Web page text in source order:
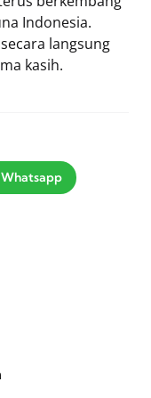
Indonesia.
langsung
kasih.
Whatsapp